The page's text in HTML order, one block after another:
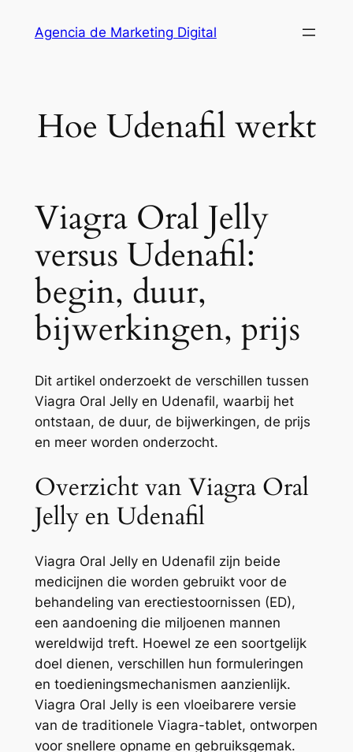
Agencia de Marketing Digital
Hoe Udenafil werkt
Viagra Oral Jelly
versus Udenafil:
begin, duur,
bijwerkingen, prijs
Dit artikel onderzoekt de verschillen tussen
Viagra Oral Jelly en Udenafil, waarbij het
ontstaan, de duur, de bijwerkingen, de prijs
en meer worden onderzocht.
Overzicht van Viagra Oral
Jelly en Udenafil
Viagra Oral Jelly en Udenafil zijn beide
medicijnen die worden gebruikt voor de
behandeling van erectiestoornissen (ED),
een aandoening die miljoenen mannen
wereldwijd treft. Hoewel ze een soortgelijk
doel dienen, verschillen hun formuleringen
en toedieningsmechanismen aanzienlijk.
Viagra Oral Jelly is een vloeibarere versie
van de traditionele Viagra-tablet, ontworpen
voor snellere opname en gebruiksgemak.